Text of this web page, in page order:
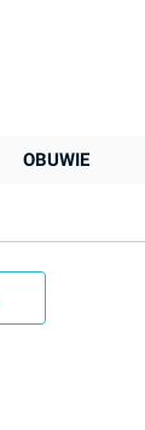
OBUWIE